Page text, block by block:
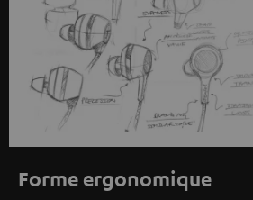
Forme ergonomique